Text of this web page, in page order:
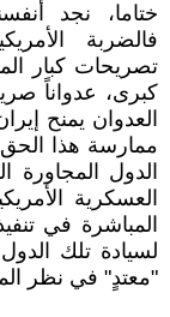
ختاما، نجد
فالضربة
تصريحات كبار
كبرى، عدواناً
العدوان يمنح
ممارسة هذا
الدول المجاورة
العسكرية
المباشرة في
لسيادة تلك
"معتدٍ" في نظر